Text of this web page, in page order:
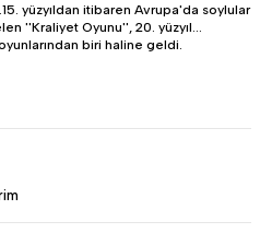
yüzyıldan itibaren Avrupa'da soylular
''Kraliyet Oyunu'', 20. yüzyıl
biri haline geldi.